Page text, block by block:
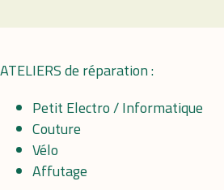
ATELIERS de réparation :
Petit Electro / Informatique
Couture
Vélo
Affutage